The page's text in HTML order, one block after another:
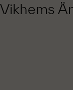
Vikhems